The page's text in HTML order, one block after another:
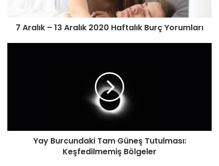
7 Aralık – 13 Aralık 2020 Haftalık Burç Yorumları
Yay Burcundaki Tam Güneş Tutulması:
Keşfedilmemiş Bölgeler